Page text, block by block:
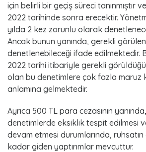
için belirli bir geçiş süreci tanınmıştır
2022 tarihinde sonra erecektir.
yılda 2 kez zorunlu olarak
Ancak bunun yanında, gerekli
denetlenebileceği ifade edilmektedir.
2022 tarihi itibariyle gerekli
olan bu denetimlere çok fazla maruz
anlamına gelmektedir.
Ayrıca 500 TL para cezasının
denetimlerde eksiklik tespit edilmesi
devam etmesi durumlarında, ruhsatın
kadar giden yaptırımlar mevcuttur.